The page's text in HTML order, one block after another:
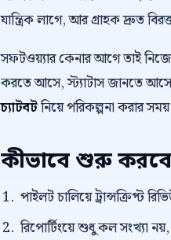
যান্ত্রিক লাগে, আর গ্রাহক দ্রুত
সফটওয়্যার কেনার আগে তাই
করতে আসে, স্ট্যাটাস জানতে
চ্যাটবটনিয়ে পরিকল্পনা করার
কীভাবে শুরু
পাইলট চালিয়ে ট্রান্সক্রিপ্ট
রিপোর্টিংয়ে শুধু কল সংখ্যা